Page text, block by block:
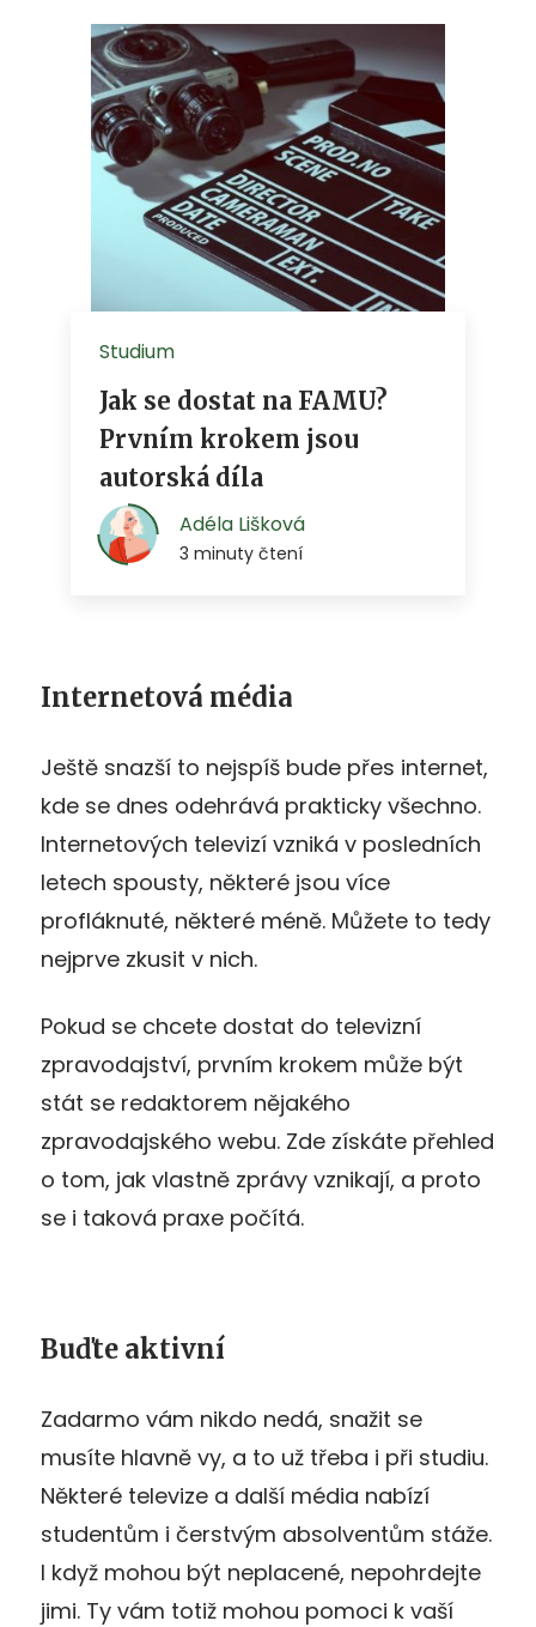
Internetová média
Ještě snazší to nejspíš bude přes internet,
kde se dnes odehrává prakticky všechno.
Internetových televizí vzniká v posledních
letech spousty, některé jsou více
profláknuté, některé méně. Můžete to tedy
nejprve zkusit v nich.
Pokud se chcete dostat do televizní
zpravodajství, prvním krokem může být
stát se redaktorem nějakého
zpravodajského webu. Zde získáte přehled
o tom, jak vlastně zprávy vznikají, a proto
se i taková praxe počítá.
Buďte aktivní
Zadarmo vám nikdo nedá, snažit se
musíte hlavně vy, a to už třeba i při studiu.
Některé televize a další média nabízí
studentům i čerstvým absolventům stáže.
I když mohou být neplacené, nepohrdejte
jimi. Ty vám totiž mohou pomoci k vaší